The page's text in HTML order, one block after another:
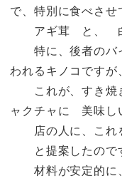
で、特別に食べさせ
アギ茸 と、 白
特に、後者の
われるキノコです
これが、すき焼
ャクチャに 美味し
店の人に、これ
と提案したので
材料が安定的に、